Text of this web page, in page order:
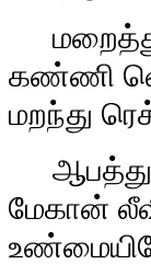
மறைத்து
கண்ணி
மறந்து
ஆபத்து
மேகான்